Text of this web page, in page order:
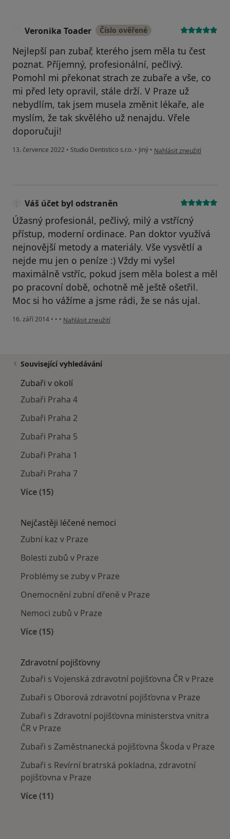
Veronika Toader Číslo ověřené
Nejlepší pan zubař, kterého jsem měla tu čest
poznat. Příjemný, profesionální, pečlivý.
Pomohl mi překonat strach ze zubaře a vše, co
mi před lety opravil, stále drží. V Praze už
nebydlím, tak jsem musela změnit lékaře, ale
myslím, že tak skvělého už nenajdu. Vřele
doporučuji!
13. července 2022 • Studio Dentistico s.r.o. • Jiný • podle názoru uživatele
Nahlásit zneužití
Váš účet byl odstraněn
Úžasný profesionál, pečlivý, milý a vstřícný
přístup, moderní ordinace. Pan doktor využívá
nejnovější metody a materiály. Vše vysvětlí a
nejde mu jen o peníze :) Vždy mi vyšel
maximálně vstříc, pokud jsem měla bolest a měl
po pracovní době, ochotně mě ještě ošetřil.
Moc si ho vážíme a jsme rádi, že se nás ujal.
16. září 2014 • • • podle názoru uživatele Váš účet byl odstraněn
Nahlásit zneužití
Související vyhledávání
Zubaři v okolí
Zubaři Praha 4
Zubaři Praha 2
Zubaři Praha 5
Zubaři Praha 1
Zubaři Praha 7
Více (15)
Nejčastěji léčené nemoci
Zubní kaz v Praze
Bolesti zubů v Praze
Problémy se zuby v Praze
Onemocnění zubní dřeně v Praze
Nemoci zubů v Praze
Více (15)
Zdravotní pojišťovny
Zubaři s Vojenská zdravotní pojišťovna ČR v Praze
Zubaři s Oborová zdravotní pojišťovna v Praze
Zubaři s Zdravotní pojišťovna ministerstva vnitra
ČR v Praze
Zubaři s Zaměstnanecká pojišťovna Škoda v Praze
Zubaři s Revírní bratrská pokladna, zdravotní
pojišťovna v Praze
Více (11)